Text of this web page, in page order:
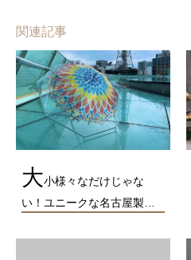
関連記事
大小様々なだけじゃな
い！ユニークな名古屋製…